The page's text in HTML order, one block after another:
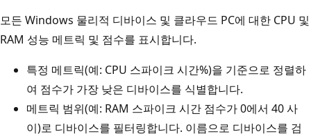
모든 Windows 물리적 디바이스 및 클라우드 PC에 대한 CPU 및
RAM 성능 메트릭 및 점수를 표시합니다.
특정 메트릭(예: CPU 스파이크 시간%)을 기준으로 정렬하
여 점수가 가장 낮은 디바이스를 식별합니다.
메트릭 범위(예: RAM 스파이크 시간 점수가 0에서 40 사
이)로 디바이스를 필터링합니다. 이름으로 디바이스를 검